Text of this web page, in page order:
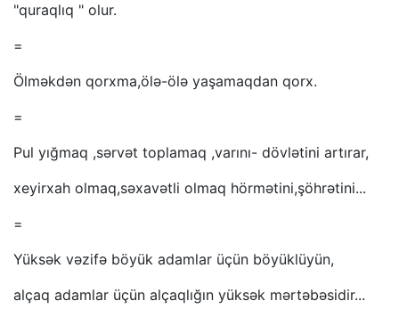
"quraqlıq " olur.
=
Ölməkdən qorxma,ölə-ölə yaşamaqdan qorx.
=
Pul yığmaq ,sərvət toplamaq ,varını- dövlətini artırar,
xeyirxah olmaq,səxavətli olmaq hörmətini,şöhrətini...
=
Yüksək vəzifə böyük adamlar üçün böyüklüyün,
alçaq adamlar üçün alçaqlığın yüksək mərtəbəsidir...